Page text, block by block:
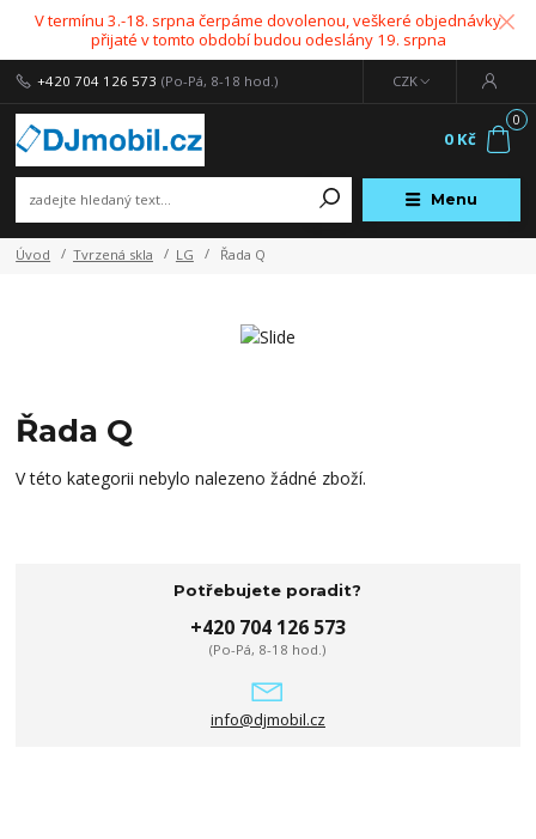
V termínu 3.-18. srpna čerpáme dovolenou, veškeré objednávky
přijaté v tomto období budou odeslány 19. srpna
Menu
CZK
+420 704 126 573 (Po-Pá, 8-18 hod.)
0
0 Kč
Úvod Tvrzená skla LG Řada Q
Řada Q
V této kategorii nebylo nalezeno žádné zboží.
Potřebujete poradit?
+420 704 126 573
(Po-Pá, 8-18 hod.)
info@djmobil.cz